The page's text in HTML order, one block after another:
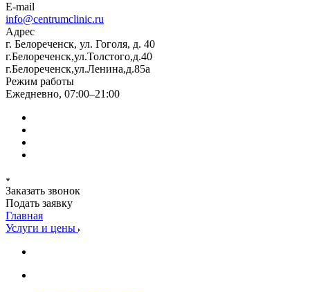
E-mail
info@centrumclinic.ru
Адрес
г. Белореченск, ул. Гоголя, д. 40
г.Белореченск,ул.Толстого,д.40
г.Белореченск,ул.Ленина,д.85а
Режим работы
Ежедневно, 07:00–21:00
Заказать звонок
Подать заявку
Главная
Услуги и цены